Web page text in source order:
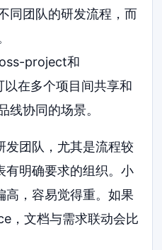
同团队的研发流程，而
project和
在多个项目间共享和
线协同的场景。
发团队，尤其是流程较
有明确要求的组织。小
高，容易觉得重。如果
，文档与需求联动会比